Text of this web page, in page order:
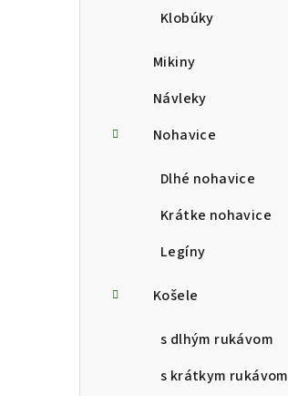
Klobúky
Mikiny
Návleky
Nohavice
Dlhé nohavice
Krátke nohavice
Legíny
Košele
s dlhým rukávom
s krátkym rukávom